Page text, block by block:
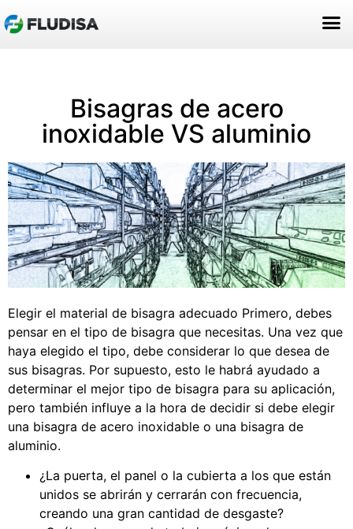
Bisagras de acero
inoxidable VS aluminio
Elegir el material de bisagra adecuado Primero, debes
pensar en el tipo de bisagra que necesitas. Una vez que
haya elegido el tipo, debe considerar lo que desea de
sus bisagras. Por supuesto, esto le habrá ayudado a
determinar el mejor tipo de bisagra para su aplicación,
pero también influye a la hora de decidir si debe elegir
una bisagra de acero inoxidable o una bisagra de
aluminio.
¿La puerta, el panel o la cubierta a los que están
unidos se abrirán y cerrarán con frecuencia,
creando una gran cantidad de desgaste?